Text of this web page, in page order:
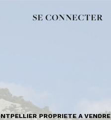
SE CONNECTER
PROPRIETE A VENDRE